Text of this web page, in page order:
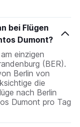
bei Flügen
Dumont?
einzigen
(BER).
Berlin von
die
nach Berlin
Dumont pro Tag